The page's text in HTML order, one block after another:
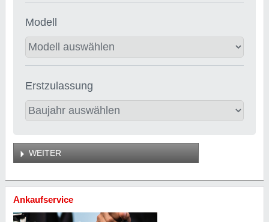
Modell
Erstzulassung
WEITER
Ankaufservice